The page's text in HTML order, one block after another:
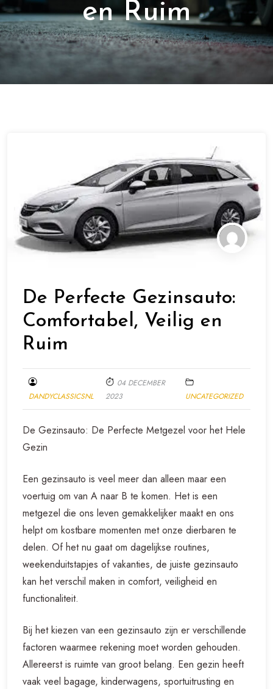
en Ruim
De Perfecte Gezinsauto:
Comfortabel, Veilig en
Ruim
DANDYCLASSICSNL
04 DECEMBER
2023
UNCATEGORIZED
De Gezinsauto: De Perfecte Metgezel voor het Hele
Gezin
Een gezinsauto is veel meer dan alleen maar een
voertuig om van A naar B te komen. Het is een
metgezel die ons leven gemakkelijker maakt en ons
helpt om kostbare momenten met onze dierbaren te
delen. Of het nu gaat om dagelijkse routines,
weekenduitstapjes of vakanties, de juiste gezinsauto
kan het verschil maken in comfort, veiligheid en
functionaliteit.
Bij het kiezen van een gezinsauto zijn er verschillende
factoren waarmee rekening moet worden gehouden.
Allereerst is ruimte van groot belang. Een gezin heeft
vaak veel bagage, kinderwagens, sportuitrusting en